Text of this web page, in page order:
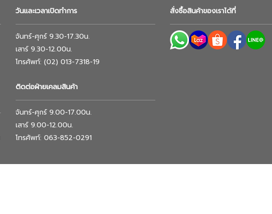
วันและเวลาเปิดทำการ
จันทร์-ศุกร์ 9.30-17.30น.
เสาร์ 9.30-12.00น.
โทรศัพท์: (02) 013-7318-19
ติดต่อฝ่ายเคลมสินค้า
จันทร์-ศุกร์ 9.00-17.00น.
เสาร์ 9.00-12.00น.
โทรศัพท์: 063-852-0291
สั่งซื้อสินค้าของเราได้ที่